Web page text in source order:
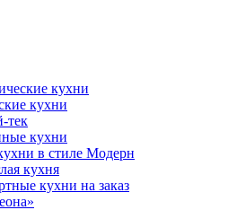
кухни
кухни
тек
кухни
в стиле Модерн
кухня
кухни на заказ